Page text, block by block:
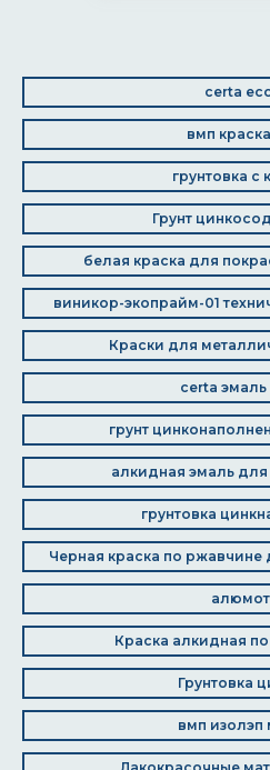
certa
вмп
грунтовка с
Грунт
белая краска для
виникор-экопрайм-01
Краски для
certa эмаль
грунт
алкидная эмаль для
грунтовка
Черная краска по ржавчине
Краска алкидная
Грунтовка
вмп изолэп